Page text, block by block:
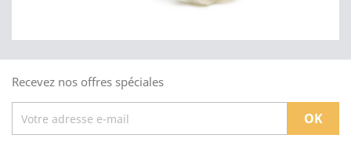
Recevez nos offres spéciales